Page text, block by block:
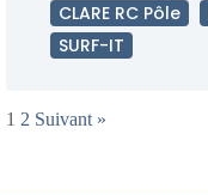
CLARE RC Pôle
SURF-IT
1 2 Suivant »